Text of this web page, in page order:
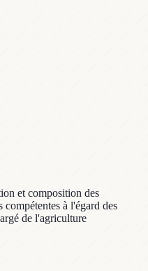
et composition des
à l'égard des
de l'agriculture